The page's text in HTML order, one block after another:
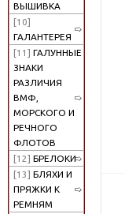
ВЫШИВКА
[10]
ГАЛАНТЕРЕЯ
[11] ГАЛУННЫЕ
ЗНАКИ
РАЗЛИЧИЯ
ВМФ,
МОРСКОГО И
РЕЧНОГО
ФЛОТОВ
[12] БРЕЛОКИ
[13] БЛЯХИ И
ПРЯЖКИ К
РЕМНЯМ